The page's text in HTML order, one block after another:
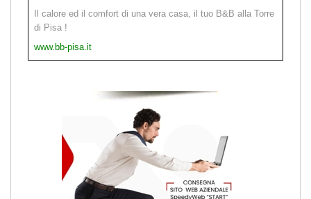
Il calore ed il comfort di una vera casa, il tuo B&B alla Torre
di Pisa !
www.bb-pisa.it